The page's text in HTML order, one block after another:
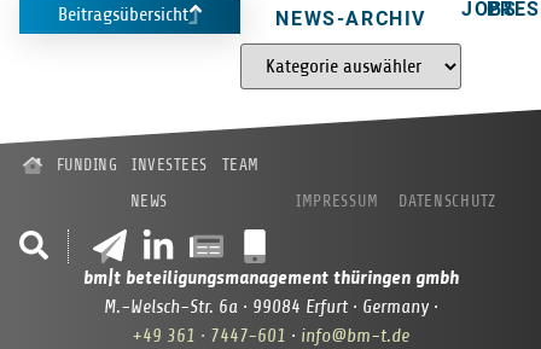
Beitragsübersicht NEWS-ARCHIV JOBS
IMPRESSUM DATENSCHUTZ
FUNDING INVESTEES
TEAM
NEWS
bm|t beteiligungsmanagement thüringen gmbh
M.-Welsch-Str. 6a · 99084 Erfurt · Germany ·
+49 361 · 7447-601 · info@bm-t.de